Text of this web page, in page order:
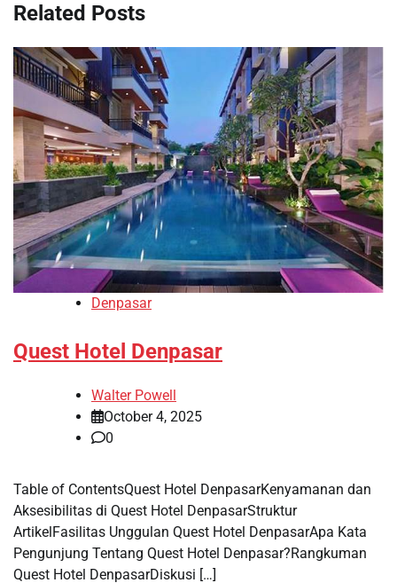
Related Posts
Denpasar
Quest Hotel Denpasar
Walter Powell
October 4, 2025
0
Table of ContentsQuest Hotel DenpasarKenyamanan dan
Aksesibilitas di Quest Hotel DenpasarStruktur
ArtikelFasilitas Unggulan Quest Hotel DenpasarApa Kata
Pengunjung Tentang Quest Hotel Denpasar?Rangkuman
Quest Hotel DenpasarDiskusi […]